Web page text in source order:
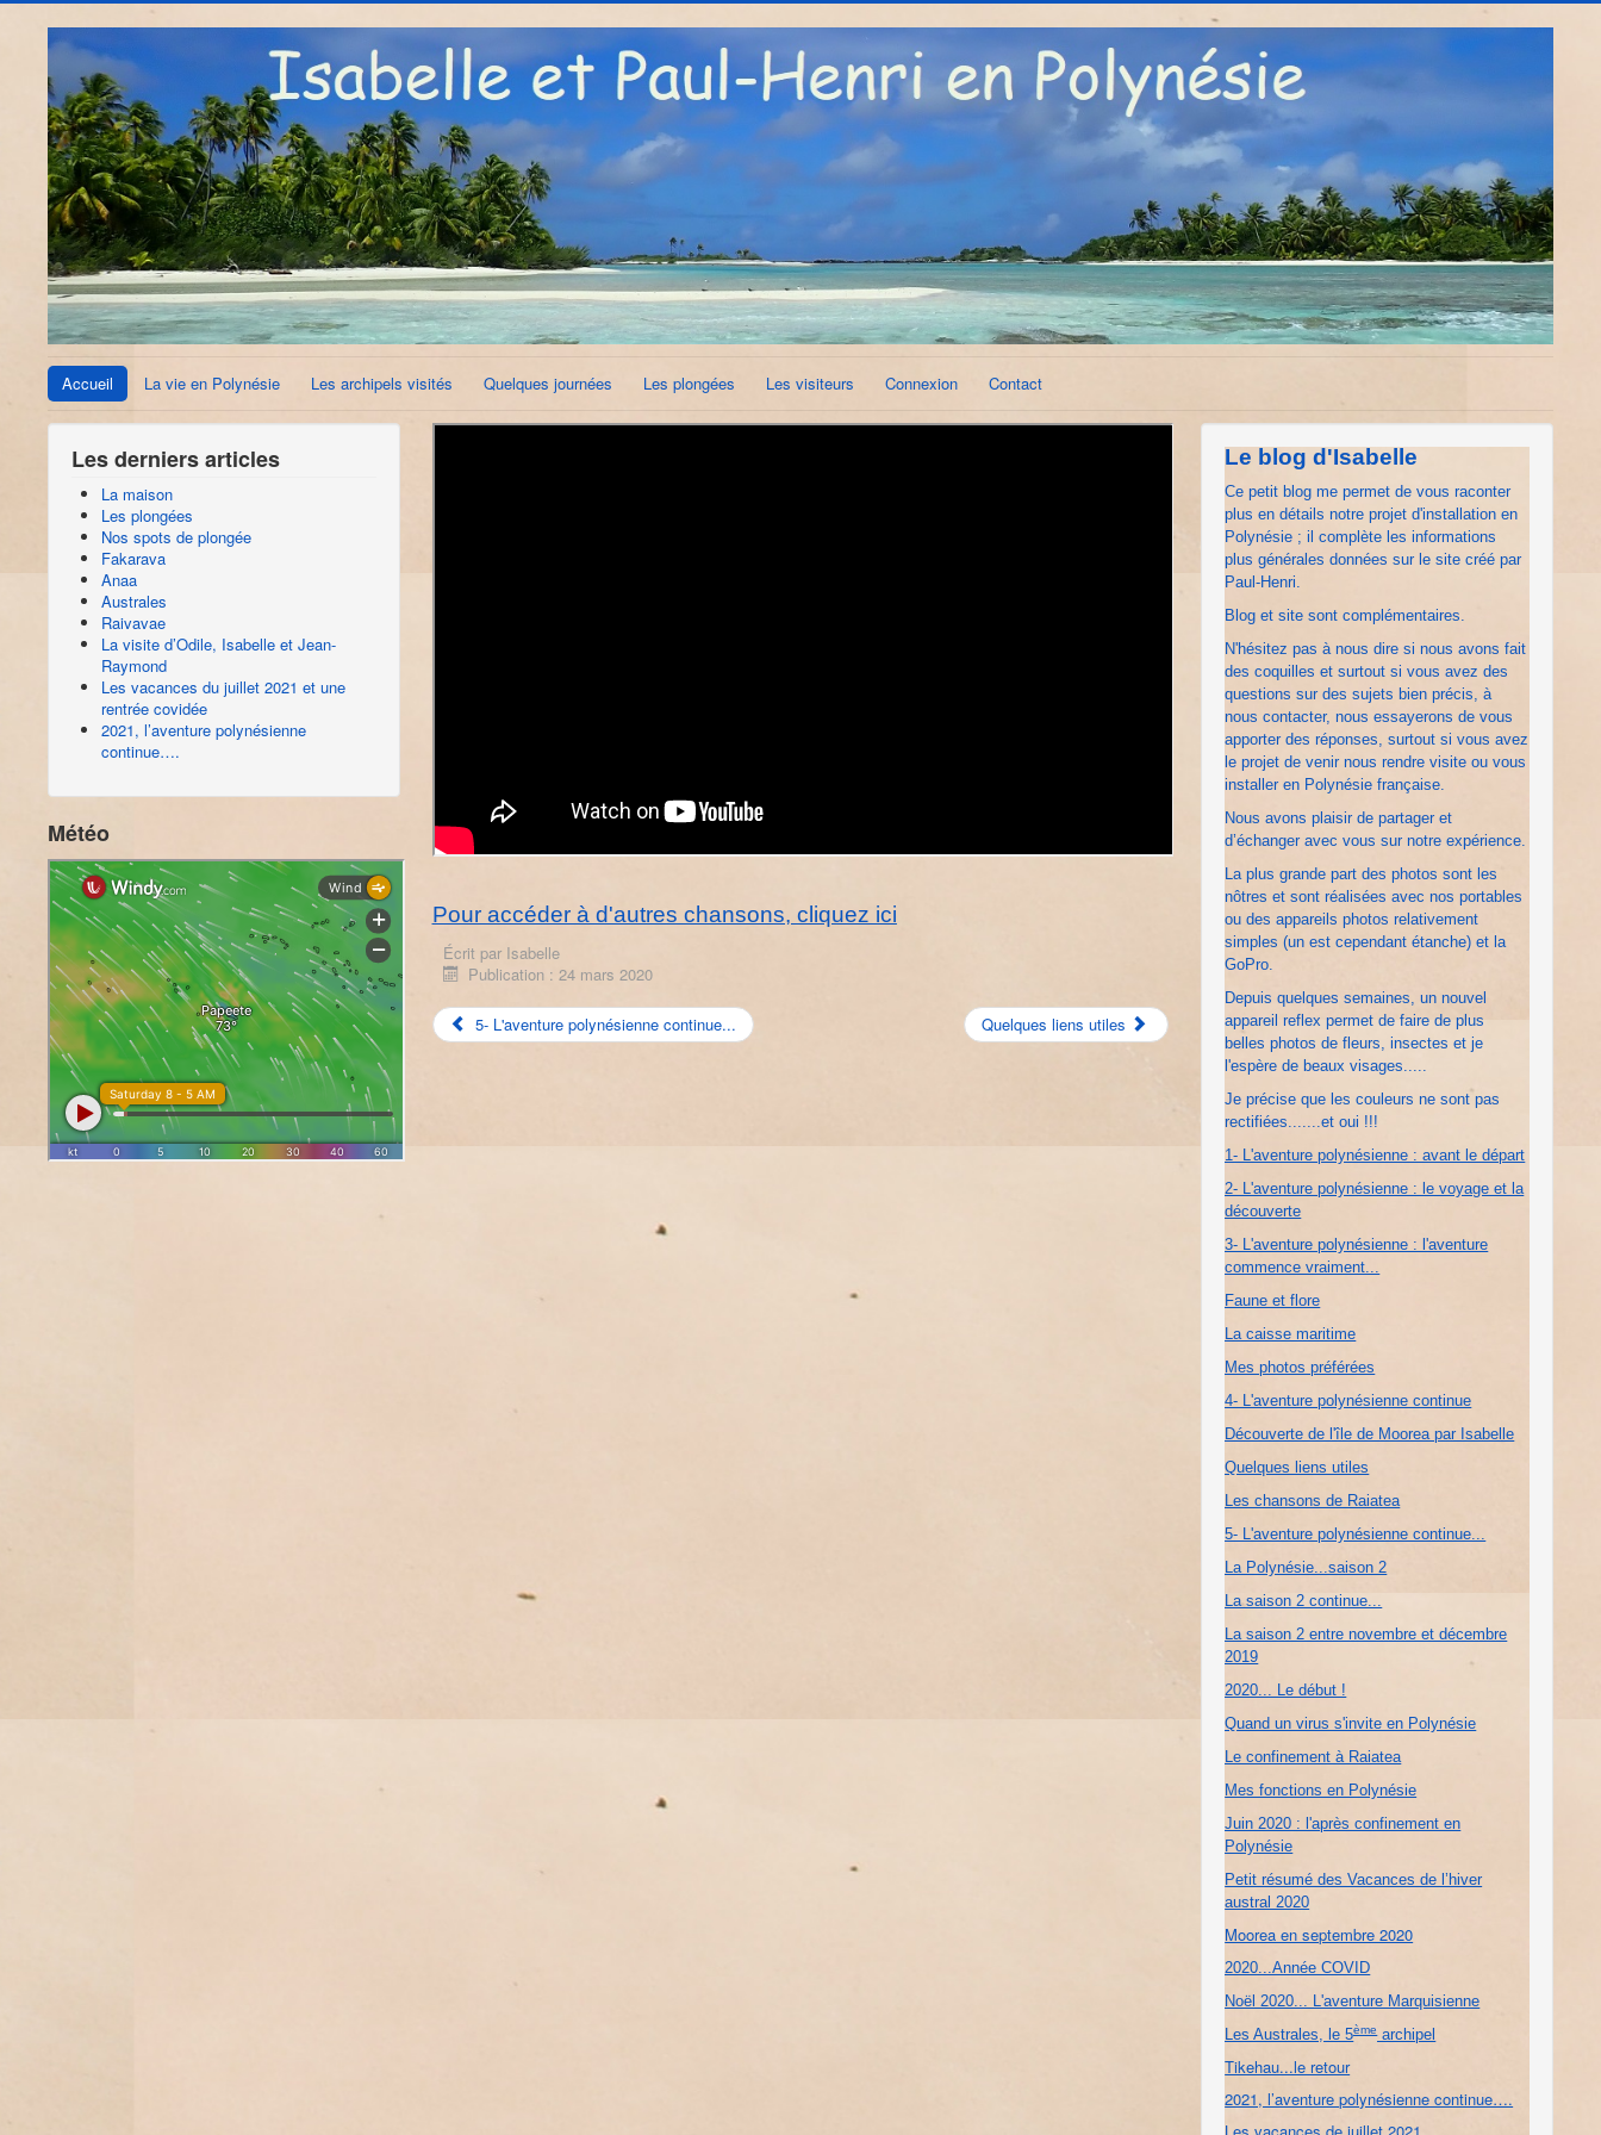
Accueil La vie en Polynésie Les archipels visités Quelques journées Les plongées Les visiteurs Connexion Contact
Les derniers articles
La maison
Les plongées
Nos spots de plongée
Fakarava
Anaa
Australes
Raivavae
La visite d’Odile, Isabelle et Jean-
Raymond
Les vacances du juillet 2021 et une
rentrée covidée
2021, l’aventure polynésienne
continue….
Météo
Pour accéder à d'autres chansons, cliquez ici
Écrit par Isabelle
Publication : 24 mars 2020
5- L'aventure polynésienne continue... Quelques liens utiles
Le blog d'Isabelle
Ce petit blog me permet de vous raconter
plus en détails notre projet d'installation en
Polynésie ; il complète les informations
plus générales données sur le site créé par
Paul-Henri.
Blog et site sont complémentaires.
N'hésitez pas à nous dire si nous avons fait
des coquilles et surtout si vous avez des
questions sur des sujets bien précis, à
nous contacter, nous essayerons de vous
apporter des réponses, surtout si vous avez
le projet de venir nous rendre visite ou vous
installer en Polynésie française.
Nous avons plaisir de partager et
d’échanger avec vous sur notre expérience.
La plus grande part des photos sont les
nôtres et sont réalisées avec nos portables
ou des appareils photos relativement
simples (un est cependant étanche) et la
GoPro.
Depuis quelques semaines, un nouvel
appareil reflex permet de faire de plus
belles photos de fleurs, insectes et je
l'espère de beaux visages.....
Je précise que les couleurs ne sont pas
rectifiées.......et oui !!!
1- L'aventure polynésienne : avant le départ
2- L'aventure polynésienne : le voyage et la
découverte
3- L'aventure polynésienne : l'aventure
commence vraiment...
Faune et flore
La caisse maritime
Mes photos préférées
4- L'aventure polynésienne continue
Découverte de l'île de Moorea par Isabelle
Quelques liens utiles
Les chansons de Raiatea
5- L'aventure polynésienne continue...
La Polynésie...saison 2
La saison 2 continue...
La saison 2 entre novembre et décembre
2019
2020... Le début !
Quand un virus s'invite en Polynésie
Le confinement à Raiatea
Mes fonctions en Polynésie
Juin 2020 : l'après confinement en
Polynésie
Petit résumé des Vacances de l’hiver
austral 2020
Moorea en septembre 2020
2020...Année COVID
Noël 2020... L'aventure Marquisienne
Les Australes, le 5èmearchipel
Tikehau...le retour
2021, l’aventure polynésienne continue….